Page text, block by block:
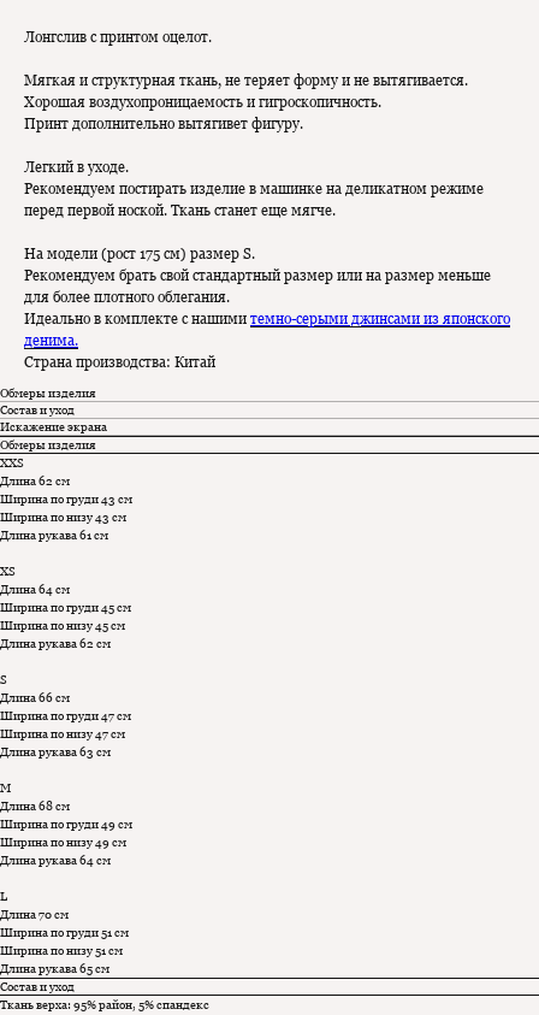
Лонгслив с принтом оцелот.
Мягкая и структурная ткань, не теряет форму и не вытягивается.
Хорошая воздухопроницаемость и гигроскопичность.
Принт дополнительно вытягивет фигуру.
Легкий в уходе.
Рекомендуем постирать изделие в машинке на деликатном режиме
перед первой ноской. Ткань станет еще мягче.
На модели (рост 175 см) размер S.
Рекомендуем брать свой стандартный размер или на размер меньше
для более плотного облегания.
Идеально в комплекте с нашими темно-серыми джинсами из японского
денима.
Страна производства: Китай
Обмеры изделия
Состав и уход
Искажение экрана
Обмеры изделия
ХХS
Длина 62 см
Ширина по груди 43 см
Ширина по низу 43 см
Длина рукава 61 см
XS
Длина 64 см
Ширина по груди 45 см
Ширина по низу 45 см
Длина рукава 62 см
S
Длина 66 см
Ширина по груди 47 см
Ширина по низу 47 см
Длина рукава 63 см
M
Длина 68 см
Ширина по груди 49 см
Ширина по низу 49 см
Длина рукава 64 см
L
Длина 70 см
Ширина по груди 51 см
Ширина по низу 51 см
Длина рукава 65 см
Состав и уход
Ткань верха: 95% район, 5% спандекс